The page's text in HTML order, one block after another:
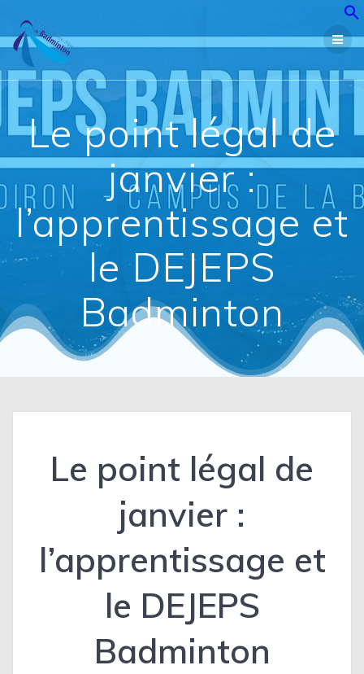
contenu
Le point légal de
janvier :
l’apprentissage et
le DEJEPS
Badminton
Le point légal de
janvier :
l’apprentissage et
le DEJEPS
Badminton